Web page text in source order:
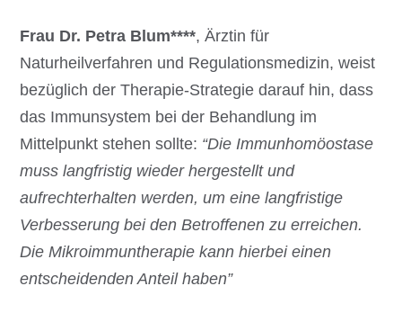
Frau Dr. Petra Blum****, Ärztin für
Naturheilverfahren und Regulationsmedizin, weist
bezüglich der Therapie-Strategie darauf hin, dass
das Immunsystem bei der Behandlung im
Mittelpunkt stehen sollte: “Die Immunhomöostase
muss langfristig wieder hergestellt und
aufrechterhalten werden, um eine langfristige
Verbesserung bei den Betroffenen zu erreichen.
Die Mikroimmuntherapie kann hierbei einen
entscheidenden Anteil haben”